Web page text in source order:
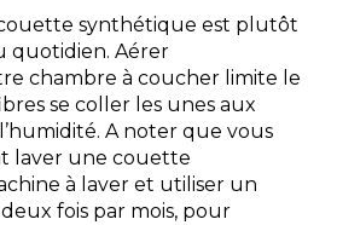
couette synthétique est plutôt
quotidien. Aérer
chambre à coucher limite le
se coller les unes aux
A noter que vous
laver une couette
à laver et utiliser un
fois par mois, pour